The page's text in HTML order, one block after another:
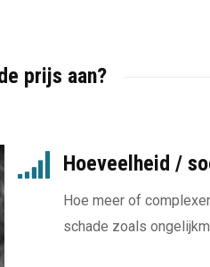
prijs aan?
Hoeveelheid /
Hoe meer of
schade zoals